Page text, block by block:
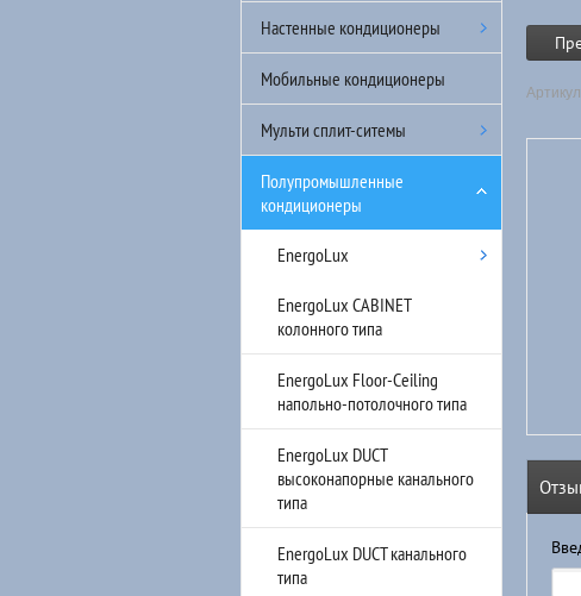
Настенные кондиционеры
Мобильные кондиционеры
Мульти сплит-ситемы
Полупромышленные
кондиционеры
EnergoLux
EnergoLux CABINET
колонного типа
EnergoLux Floor-Ceiling
напольно-потолочного типа
EnergoLux DUCT
высоконапорные канального
типа
EnergoLux DUCT канального
типа